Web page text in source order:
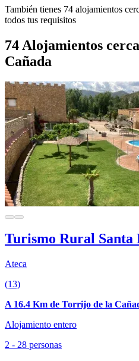
También tienes 74 alojamientos
todos tus requisitos
74 Alojamientos
Cañada
Turismo Rural Santa
Ateca
(13)
A 16.4 Km de Torrijo de la
Alojamiento entero
2 - 28 personas